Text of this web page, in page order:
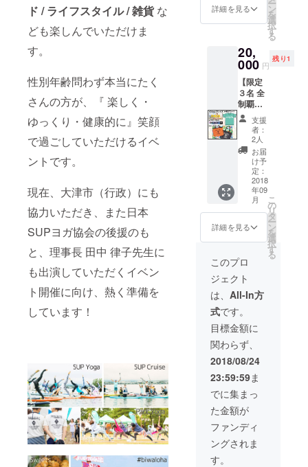
ド / ライフスタイル / 雑貨な
ども楽しんでいただけま
す。
性別年齢問わず本当にたく
さんの方が、『 楽しく・
ゆっくり・健康的に』笑顔
で過ごしていただけるイベ
ントです。
現在、大津市（行政）にも
協力いただき、また日本
SUPヨガ協会の後援のも
と、理事長 田中 律子先生に
も出演していただくイベン
ト開催に向け、熱く準備を
しています！
送させ
ていた
【Tシャ
ツ参考
寸法 着
丈/身幅
⇨ M 約
50cm /
64cm L
約53cm
68cm】
※画像は
イメー
ジです
※デザイ
ンは予
変更に
なる場
ざいま
す ※８
月末頃
から順
次発送
予定
レンジ
してく
ださい
(記入が
ない場
合に
は、ブ
ラック
を発送
させて
いただ
きま
す。) ※
画像は
イメー
ジです
※デザイ
ンは予
告なく
なる場
合がご
ざいま
す ※８
から順
次発送
予定
ちろん
ウトド
アでガ
シガシ
使え
ちゃう♪
▶︎ナイ
ロン
トート
バッグ
（¥3,00
0-） カ
ラー：
オレン
ジ or ブ
ラック
サイ
ズ：約
36 x 33
10cm
欄に オ
レンジ
or ブ
ラック
を記入
してく
ださい
(記入が
合に
は、ブ
ラック
を発送
させて
いただ
きま
ツ・リ
ストバ
ンド、
ブラン
ド
SPOUT
水陸両
用レギ
ンス・
ヨガ
マッ
ト、 総
額
(¥17,04
4-)分を
どどー
んと
セット
でプレ
ゼン
▶︎B.S.Y
オリジ
ナルT
シャツ
(¥3,300
-) カ
ラー：
オフホ
ワイト /
ネイ
ビー サ
イズ：
(男女共
通) M / L
→ ※備
考欄に
カ
ラー：
(オフホ
詳細を見る ー
ン
を
選
択
す
る
20,
000 円
残り1
【限定
３名 全
制覇！
限定フ
リーパ
スセッ
ト！】
こちら
はイベ
ント参
加型リ
ターン
を含み
ます
(^^) ２
日間、
BIWAK
OxSUP
xYOGA
のお好
きなプ
ログラ
ム（ 一
部プロ
グラム
を除
く）に
ご参加
いただ
ける限
定フ
リーパ
ス！
と、
支援
者：
2人
お届
け予
定：
2018
年09
月
詳細を見る
こ
の
リ
タ
ー
ン
を
選
択
す
る
このプロ
ジェクト
は、 All-In方
式です。
目標金額に
関わらず、
2018/08/24
23:59:59ま
でに集まっ
た金額が
ファンディ
ングされま
す。